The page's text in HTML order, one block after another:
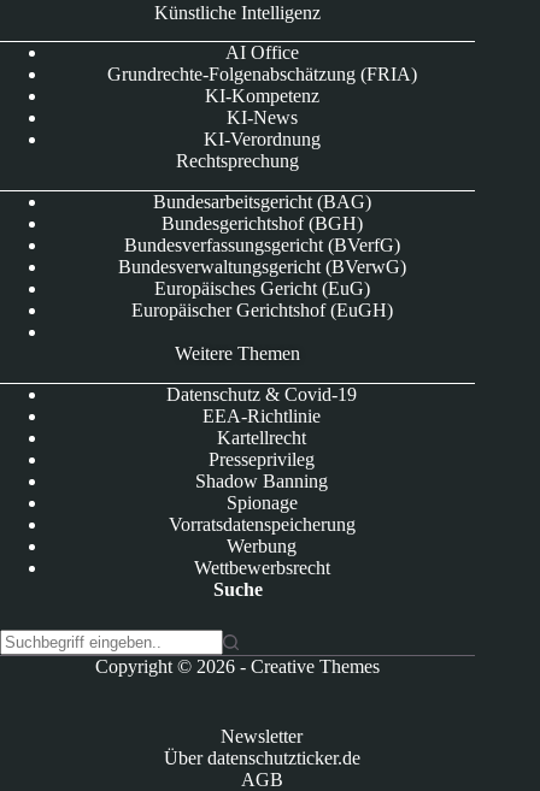
Künstliche Intelligenz
AI Office
Grundrechte-Folgenabschätzung (FRIA)
KI-Kompetenz
KI-News
KI-Verordnung
Rechtsprechung
Bundesarbeitsgericht (BAG)
Bundesgerichtshof (BGH)
Bundesverfassungsgericht (BVerfG)
Bundesverwaltungsgericht (BVerwG)
Europäisches Gericht (EuG)
Europäischer Gerichtshof (EuGH)
Weitere Themen
Datenschutz & Covid-19
EEA-Richtlinie
Kartellrecht
Presseprivileg
Shadow Banning
Spionage
Vorratsdatenspeicherung
Werbung
Wettbewerbsrecht
Suche
Copyright © 2026 -Creative Themes
Newsletter
Über datenschutzticker.de
AGB